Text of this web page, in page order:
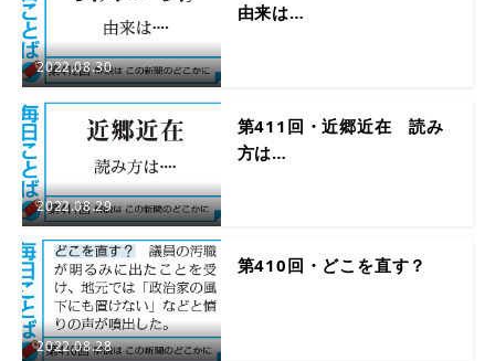
2022.08.30
由来は…
2022.08.29
第411回・近郷近在 読み
方は…
2022.08.28
第410回・どこを直す？